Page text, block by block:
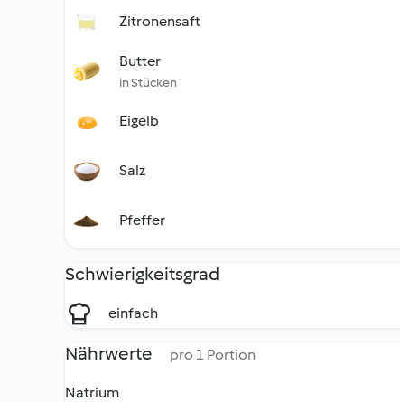
Zitronensaft
Butter
in Stücken
Eigelb
Salz
Pfeffer
Schwierigkeitsgrad
einfach
Nährwerte pro 1 Portion
Natrium